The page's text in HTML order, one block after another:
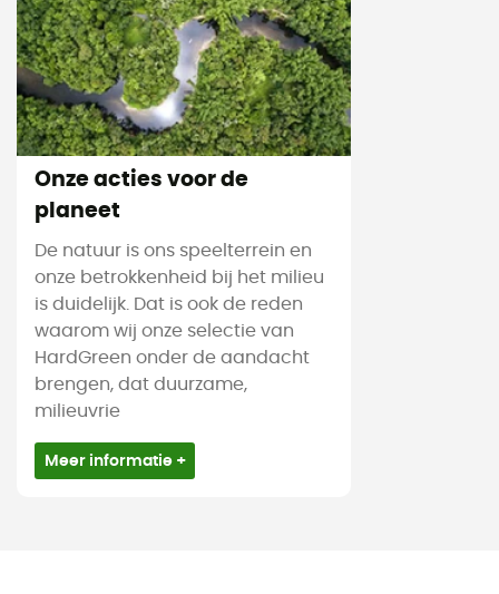
Onze acties voor de
planeet
De natuur is ons speelterrein en
onze betrokkenheid bij het milieu
is duidelijk. Dat is ook de reden
waarom wij onze selectie van
HardGreen onder de aandacht
brengen, dat duurzame,
milieuvrie
Meer informatie +